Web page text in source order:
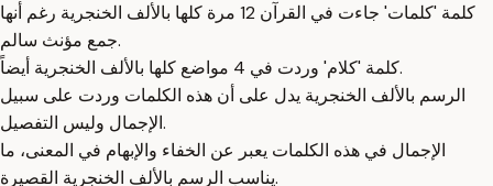
كلمة 'كلمات' جاءت في القرآن 12 مرة كلها بالألف الخنجرية رغم أنها
جمع مؤنث سالم.
كلمة 'كلام' وردت في 4 مواضع كلها بالألف الخنجرية أيضاً.
الرسم بالألف الخنجرية يدل على أن هذه الكلمات وردت على سبيل
الإجمال وليس التفصيل.
الإجمال في هذه الكلمات يعبر عن الخفاء والإبهام في المعنى، ما
يناسب الرسم بالألف الخنجرية القصيرة.